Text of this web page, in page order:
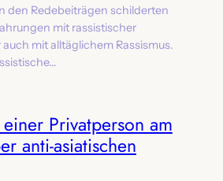
den Redebeiträgen schilderten
mit rassistischer
mit alltäglichem Rassismus.
Privatperson am
anti-asiatischen